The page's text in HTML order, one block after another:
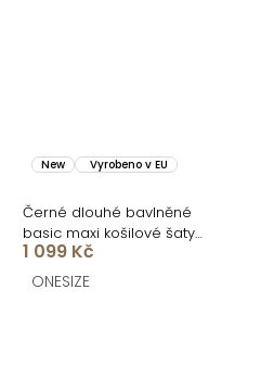
New Vyrobeno v EU
Černé dlouhé bavlněné
basic maxi košilové šaty
FLARETA
1 099 Kč
ONESIZE